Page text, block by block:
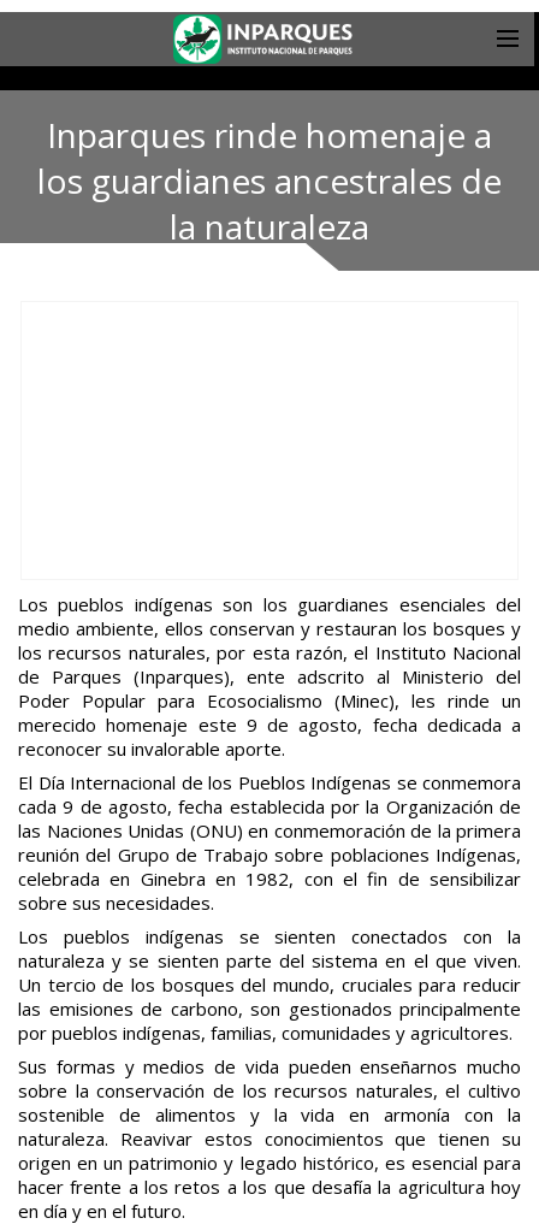
Inparques rinde homenaje a
los guardianes ancestrales de
la naturaleza
Los pueblos indígenas son los guardianes esenciales del
medio ambiente, ellos conservan y restauran los bosques y
los recursos naturales, por esta razón, el Instituto Nacional
de Parques (Inparques), ente adscrito al Ministerio del
Poder Popular para Ecosocialismo (Minec), les rinde un
merecido homenaje este 9 de agosto, fecha dedicada a
reconocer su invalorable aporte.
El Día Internacional de los Pueblos Indígenas se conmemora
cada 9 de agosto, fecha establecida por la Organización de
las Naciones Unidas (ONU) en conmemoración de la primera
reunión del Grupo de Trabajo sobre poblaciones Indígenas,
celebrada en Ginebra en 1982, con el fin de sensibilizar
sobre sus necesidades.
Los pueblos indígenas se sienten conectados con la
naturaleza y se sienten parte del sistema en el que viven.
Un tercio de los bosques del mundo, cruciales para reducir
las emisiones de carbono, son gestionados principalmente
por pueblos indígenas, familias, comunidades y agricultores.
Sus formas y medios de vida pueden enseñarnos mucho
sobre la conservación de los recursos naturales, el cultivo
sostenible de alimentos y la vida en armonía con la
naturaleza. Reavivar estos conocimientos que tienen su
origen en un patrimonio y legado histórico, es esencial para
hacer frente a los retos a los que desafía la agricultura hoy
en día y en el futuro.